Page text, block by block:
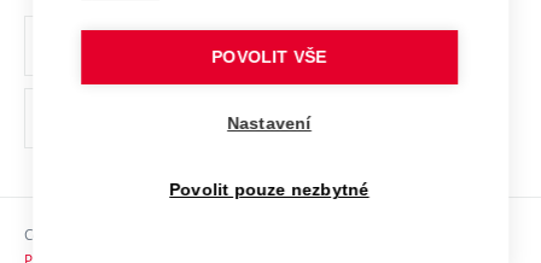
Ochrana osobních údajů
odkaz)
Sociální bezpečí
Copyright © 2026 VUT
POVOLIT VŠE
Nastavení
Povolit pouze nezbytné